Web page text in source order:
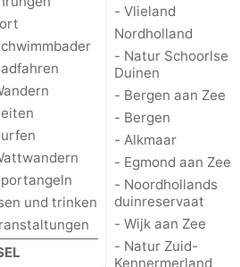
und trinken
- Vlieland
Nordholland
- Natur Schoorlse
Duinen
- Bergen aan Zee
- Bergen
- Alkmaar
- Egmond aan Zee
- Noordhollands
duinreservaat
- Wijk aan Zee
- Natur Zuid-
Kennermerland